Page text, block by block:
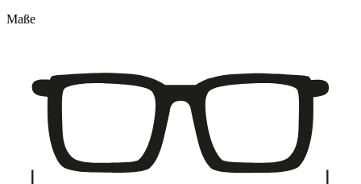
Maße